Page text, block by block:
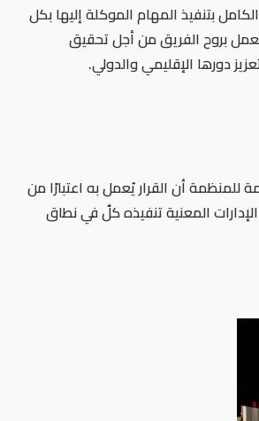
بتنفيذ المهام الموكلة إليها بكل
بروح الفريق من أجل تحقيق
دورها الإقليمي والدولي.
للمنظمة أن القرار يُعمل به اعتبارًا من
المعنية تنفيذه كلٌ في نطاق